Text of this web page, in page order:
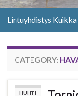
Lintuyhdistys Kuikka
CATEGORY:
HUHTI